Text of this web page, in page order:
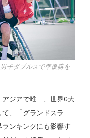
子ダブルスで準優勝を
ジアで唯一、世界6大
、「グランドスラ
ンキングにも影響す